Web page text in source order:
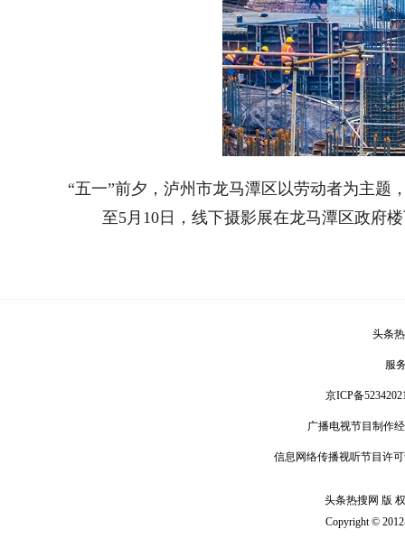
“五一”前夕，泸州市龙马潭区以劳动者为主题
至5月10日，线下摄影展在龙马潭区政府
头条
服
京ICP备
广播电视节目制作
信息网络传播视听节目许
头条热搜网 版
Copyright ©